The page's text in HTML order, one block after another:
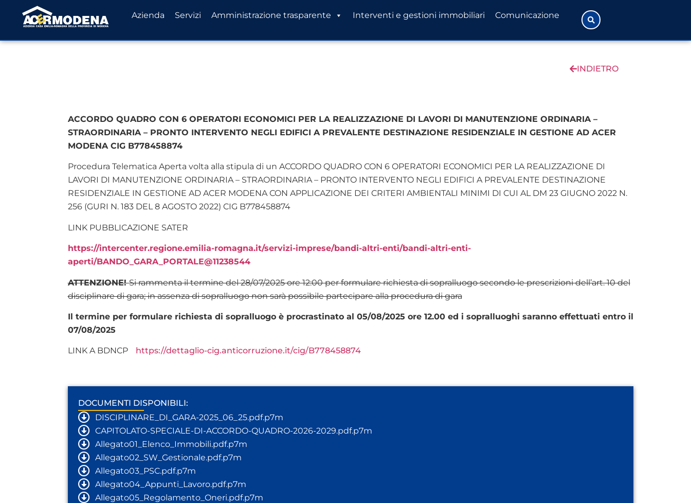
Azienda Servizi Amministrazione trasparente Interventi e gestioni immobiliari Comunicazione
INDIETRO
ACCORDO QUADRO CON 6 OPERATORI ECONOMICI PER LA REALIZZAZIONE DI LAVORI DI MANUTENZIONE ORDINARIA –
STRAORDINARIA – PRONTO INTERVENTO NEGLI EDIFICI A PREVALENTE DESTINAZIONE RESIDENZIALE IN GESTIONE AD ACER
MODENA CIG B778458874
Procedura Telematica Aperta volta alla stipula di un ACCORDO QUADRO CON 6 OPERATORI ECONOMICI PER LA REALIZZAZIONE DI
LAVORI DI MANUTENZIONE ORDINARIA – STRAORDINARIA – PRONTO INTERVENTO NEGLI EDIFICI A PREVALENTE DESTINAZIONE
RESIDENZIALE IN GESTIONE AD ACER MODENA CON APPLICAZIONE DEI CRITERI AMBIENTALI MINIMI DI CUI AL DM 23 GIUGNO 2022 N.
256 (GURI N. 183 DEL 8 AGOSTO 2022) CIG B778458874
LINK PUBBLICAZIONE SATER
https://intercenter.regione.emilia-romagna.it/servizi-imprese/bandi-altri-enti/bandi-altri-enti-
aperti/BANDO_GARA_PORTALE@11238544
ATTENZIONE!Si rammenta il termine del 28/07/2025 ore 12:00 per formulare richiesta di sopralluogo secondo le prescrizioni dell’art. 10 del
disciplinare di gara; in assenza di sopralluogo non sarà possibile partecipare alla procedura di gara
Il termine per formulare richiesta di sopralluogo è procrastinato al 05/08/2025 ore 12.00 ed i sopralluoghi saranno effettuati entro il
07/08/2025
LINK A BDNCP https://dettaglio-cig.anticorruzione.it/cig/B778458874
DOCUMENTI DISPONIBILI:
DISCIPLINARE_DI_GARA-2025_06_25.pdf.p7m
CAPITOLATO-SPECIALE-DI-ACCORDO-QUADRO-2026-2029.pdf.p7m
Allegato01_Elenco_Immobili.pdf.p7m
Allegato02_SW_Gestionale.pdf.p7m
Allegato03_PSC.pdf.p7m
Allegato04_Appunti_Lavoro.pdf.p7m
Allegato05_Regolamento_Oneri.pdf.p7m